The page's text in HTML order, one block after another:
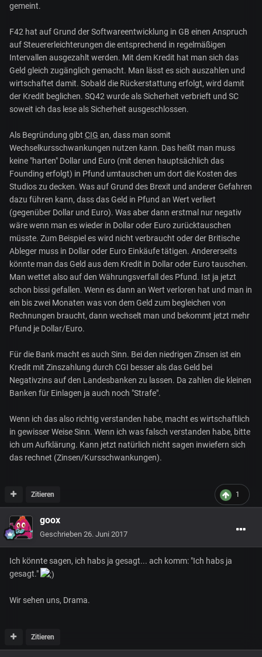
gemeint.
F42 hat auf Grund der Softwareentwicklung in GB einen Anspruch
auf Steuererleichterungen die entsprechend in regelmäßigen
Intervallen ausgezahlt werden. Mit dem Kredit hat man sich das
Geld gleich zugänglich gemacht. Man lässt es sich auszahlen und
wirtschaftet damit. Sobald die Rückerstattung erfolgt, wird damit
der Kredit beglichen. SQ42 wurde als Sicherheit verbrieft und SC
soweit ich das lese als Sicherheit ausgeschlossen.
Als Begründung gibt CIG an, dass man somit
Wechselkursschwankungen nutzen kann. Das heißt man muss
keine "harten" Dollar und Euro (mit denen hauptsächlich das
Founding erfolgt) in Pfund umtauschen um dort die Kosten des
Studios zu decken. Was auf Grund des Brexit und anderer Gefahren
dazu führen kann, dass das Geld in Pfund an Wert verliert
(gegenüber Dollar und Euro). Was aber dann erstmal nur negativ
wäre wenn man es wieder in Dollar oder Euro zurücktauschen
müsste. Zum Beispiel es wird nicht verbraucht oder der Britische
Ableger muss in Dollar oder Euro Einkäufe tätigen. Andererseits
könnte man das Geld aus dem Kredit in Dollar oder Euro tauschen.
Man wettet also auf den Währungsverfall des Pfund. Ist ja jetzt
schon bissi gefallen. Wenn es dann an Wert verloren hat und man in
ein bis zwei Monaten was von dem Geld zum begleichen von
Rechnungen braucht, dann wechselt man und bekommt jetzt mehr
Pfund je Dollar/Euro.
Für die Bank macht es auch Sinn. Bei den niedrigen Zinsen ist ein
Kredit mit Zinszahlung durch CGI besser als das Geld bei
Negativzins auf den Landesbanken zu lassen. Da zahlen die kleinen
Banken für Einlagen ja auch noch "Strafe".
Wenn ich das also richtig verstanden habe, macht es wirtschaftlich
in gewisser Weise Sinn. Wenn ich was falsch verstanden habe, bitte
ich um Aufklärung. Kann jetzt natürlich nicht sagen inwiefern sich
das rechnet (Zinsen/Kursschwankungen).
1
Zitieren
goox
Geschrieben 26. Juni 2017
Ich könnte sagen, ich habs ja gesagt... ach komm: "Ich habs ja
gesagt."
Wir sehen uns, Drama.
Zitieren